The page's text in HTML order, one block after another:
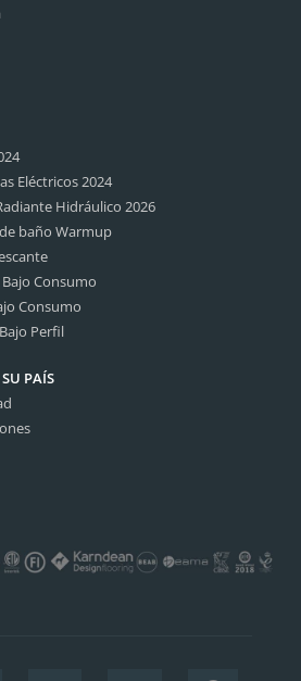
Eléctricos 2024
Hidráulico 2026
baño Warmup
Consumo
Consumo
Perfil
PAÍS